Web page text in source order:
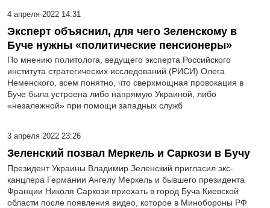
4 апреля 2022 14:31
Эксперт объяснил, для чего Зеленскому в
Буче нужны «политические пенсионеры»
По мнению политолога, ведущего эксперта Российского
института стратегических исследований (РИСИ) Олега
Неменского, всем понятно, что сверхмощная провокация в
Буче была устроена либо напрямую Украиной, либо
«незалежной» при помощи западных служб
3 апреля 2022 23:26
Зеленский позвал Меркель и Саркози в Бучу
Президент Украины Владимир Зеленский пригласил экс-
канцлера Германии Ангелу Меркель и бывшего президента
Франции Николя Саркози приехать в город Буча Киевской
области после появления видео, которое в Минобороны РФ